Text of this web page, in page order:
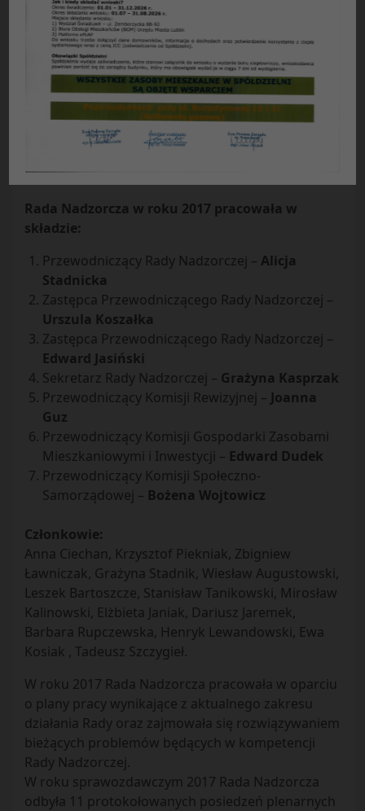
S P R A W O Z D A N I E
Rady Nadzorczej Spółdzielni Mieszkaniowej
„Czuby” w Lublinie
z działalności w 2017 roku
Zgodnie z przepisami ustawy – Prawo spółdzielcze,
ustawy o spółdzielniach mieszkaniowych i Statutu
naszej Spółdzielni, Rada Nadzorcza przedstawia
działalności w roku 2017.
Rada Nadzorcza w roku 2017 pracowała w
składzie:
Przewodniczący Rady Nadzorczej – Alicja
Stadnicka
Zastępca Przewodniczącego Rady Nadzorczej –
Urszula Koszałka
Zastępca Przewodniczącego Rady Nadzorczej –
Edward Jasiński
Sekretarz Rady Nadzorczej – Grażyna Kasprzak
Przewodniczący Komisji Rewizyjnej – Joanna
Guz
Przewodniczący Komisji Gospodarki Zasobami
Mieszkaniowymi i Inwestycji – Edward Dudek
Przewodniczący Komisji Społeczno-
Samorządowej – Bożena Wojtowicz
Członkowie:
Anna Ciechan, Krzysztof Piekniak, Zbigniew
Ławniczak, Grażyna Stadnik, Wiesław Augustowski,
Leszek Bartoszcze, Stanisław Tanikowski, Mirosław
Kalinowski, Elżbieta Janiak, Dariusz Jaremek,
Barbara Rupczewska, Henryk Lewandowski, Ewa
Kosiak , Tadeusz Szczygieł.
W roku 2017 Rada Nadzorcza pracowała w oparciu
o plany pracy wynikające z aktualnego zakresu
działania Rady oraz zajmowała się rozwiązywaniem
bieżących problemów będących w kompetencji
Rady Nadzorczej.
W roku sprawozdawczym 2017 Rada Nadzorcza
odbyła 11 protokołowanych posiedzeń plenarnych